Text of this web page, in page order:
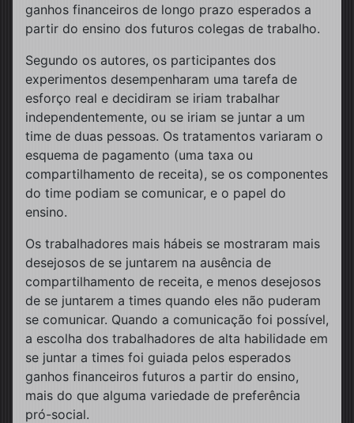
ganhos financeiros de longo prazo esperados a
partir do ensino dos futuros colegas de trabalho.
Segundo os autores, os participantes dos
experimentos desempenharam uma tarefa de
esforço real e decidiram se iriam trabalhar
independentemente, ou se iriam se juntar a um
time de duas pessoas. Os tratamentos variaram o
esquema de pagamento (uma taxa ou
compartilhamento de receita), se os componentes
do time podiam se comunicar, e o papel do
ensino.
Os trabalhadores mais hábeis se mostraram mais
desejosos de se juntarem na ausência de
compartilhamento de receita, e menos desejosos
de se juntarem a times quando eles não puderam
se comunicar. Quando a comunicação foi possível,
a escolha dos trabalhadores de alta habilidade em
se juntar a times foi guiada pelos esperados
ganhos financeiros futuros a partir do ensino,
mais do que alguma variedade de preferência
pró-social.